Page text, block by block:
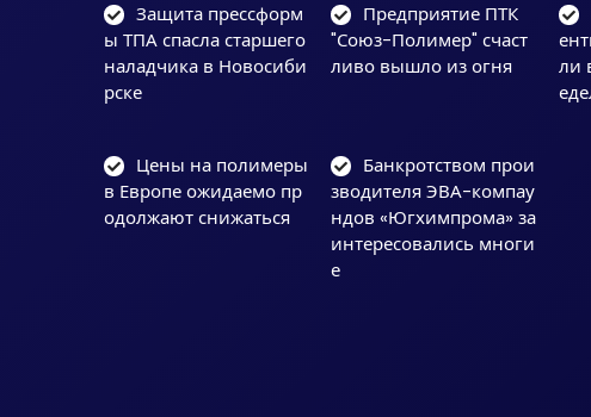
Защита прессформ
ы ТПА спасла старшего
наладчика в Новосиби
рске
Предприятие ПТК
"Союз-Полимер" счаст
ливо вышло из огня
ли
Цены на полимеры
в Европе ожидаемо пр
одолжают снижаться
Банкротством прои
зводителя ЭВА-компау
ндов «Югхимпрома» за
интересовались многи
е